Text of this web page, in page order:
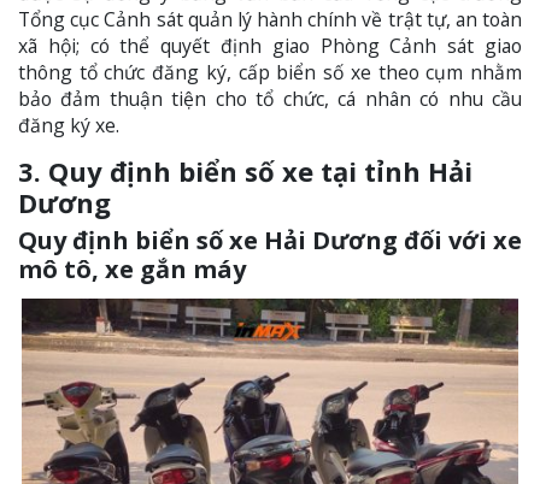
Tổng cục Cảnh sát quản lý hành chính về trật tự, an toàn
xã hội; có thể quyết định giao Phòng Cảnh sát giao
thông tổ chức đăng ký, cấp biển số xe theo cụm nhằm
bảo đảm thuận tiện cho tổ chức, cá nhân có nhu cầu
đăng ký xe.
3. Quy định biển số xe tại tỉnh Hải
Dương
Quy định biển số xe Hải Dương đối với xe
mô tô, xe gắn máy